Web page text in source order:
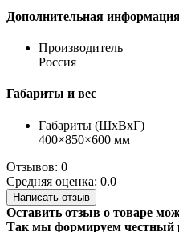
Дополнительная
Производитель
Россия
Габариты и вес
Габариты (ШхВхГ)
400×850×600 мм
Отзывов: 0
Средняя оценка: 0.0
Написать отзыв
Оставить отзыв о товаре
Так мы формируем честный